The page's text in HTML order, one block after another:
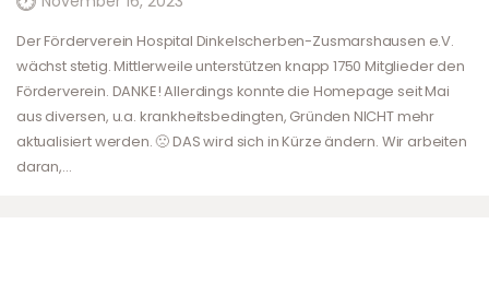
Der Förderverein Hospital Dinkelscherben-Zusmarshausen e.V.
wächst stetig. Mittlerweile unterstützen knapp 1750 Mitglieder den
Förderverein. DANKE! Allerdings konnte die Homepage seit Mai
aus diversen, u.a. krankheitsbedingten, Gründen NICHT mehr
aktualisiert werden. 🙁 DAS wird sich in Kürze ändern. Wir arbeiten
daran,…